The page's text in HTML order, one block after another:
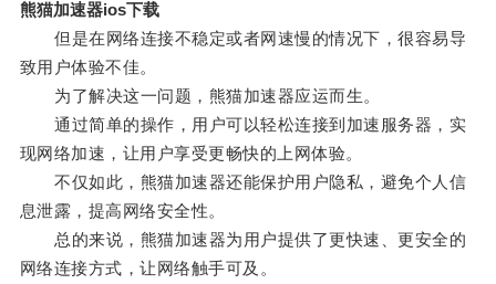
熊猫加速器ios下载
但是在网络连接不稳定或者网速慢的情况下，很容易导
致用户体验不佳。
为了解决这一问题，熊猫加速器应运而生。
通过简单的操作，用户可以轻松连接到加速服务器，实
现网络加速，让用户享受更畅快的上网体验。
不仅如此，熊猫加速器还能保护用户隐私，避免个人信
息泄露，提高网络安全性。
总的来说，熊猫加速器为用户提供了更快速、更安全的
网络连接方式，让网络触手可及。